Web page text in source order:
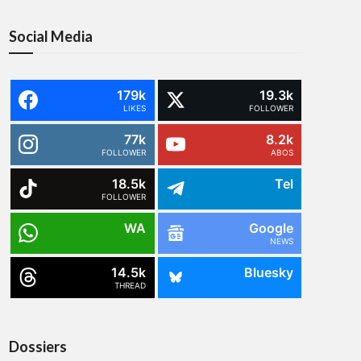
Social Media
179k
LIKES
19.3k
FOLLOWER
77k
FOLLOWER
8.2k
ABOS
18.5k
FOLLOWER
Tel
WA Google
NEWS
14.5k
THREAD
Bluesky
Dossiers